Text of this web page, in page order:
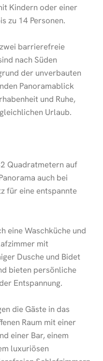
Kindern oder einer
zu 14 Personen.
barrierefreie
nach Süden
der unverbauten
Panoramablick
und Ruhe,
Urlaub.
Quadratmetern auf
auch bei
für eine entspannte
eine Waschküche und
mit
Dusche und Bidet
bieten persönliche
Entspannung.
die Gäste in das
Raum mit einer
einer Bar, einem
luxuriösen